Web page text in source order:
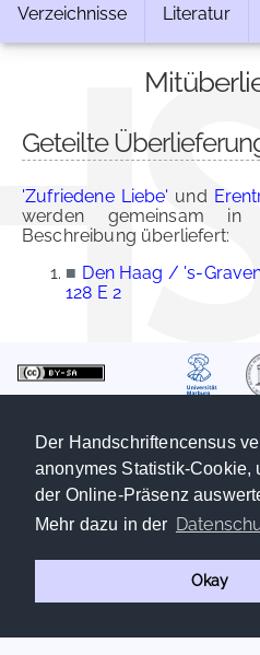
Der Handschriftencensus
anonymes Statistik-Cookie,
der Online-Präsenz
Mehr dazu in der
Okay
Verzeichnisse Literatur
Geteilte
'Zufriedene Liebe' und
werden gemeinsam
Beschreibung überliefert:
■ Den Haag / 's-
128 E 2